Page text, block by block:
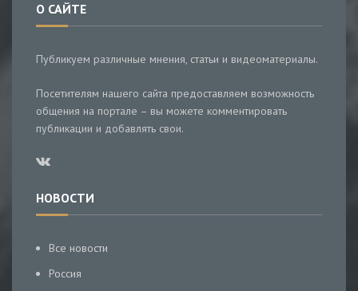
О САЙТЕ
Публикуем различные мнения, статьи и видеоматериалы.
Посетителям нашего сайта предоставляем возможность
общения на портале – вы можете комментировать
публикации и добавлять свои.
НОВОСТИ
Все новости
Россия